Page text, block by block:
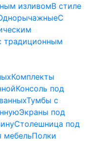
изливомВ стиле
С
традиционным
Комплекты
Консоль под
Тумбы с
Экраны под
Столешница под
мебельПолки